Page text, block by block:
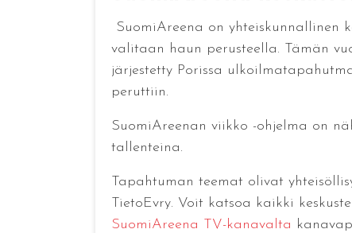
SuomiAreena on yhteiskunnallinen
valitaan haun perusteella. Tämän
järjestetty Porissa
peruttiin.
SuomiAreenan viikko -ohjelma on
tallenteina.
Tapahtuman teemat olivat
TietoEvry. Voit katsoa kaikki
SuomiAreena TV-kanavalta